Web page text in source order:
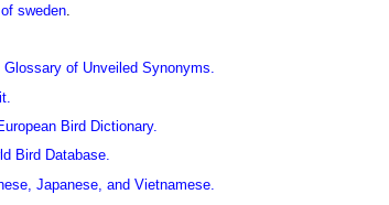
sweden
Glossary of Unveiled Synonyms.
Bird Dictionary.
Bird Database.
Japanese, and Vietnamese.